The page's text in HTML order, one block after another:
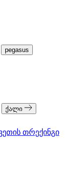
pegasus
ქალი
თრექინგი